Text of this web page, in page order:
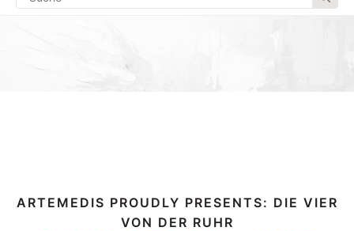
ARTEMEDIS PROUDLY PRESENTS: DIE VIER
VON DER RUHR